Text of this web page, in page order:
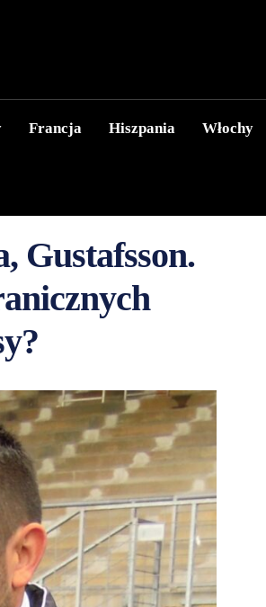
Francja Hiszpania Włochy
Gustafsson.